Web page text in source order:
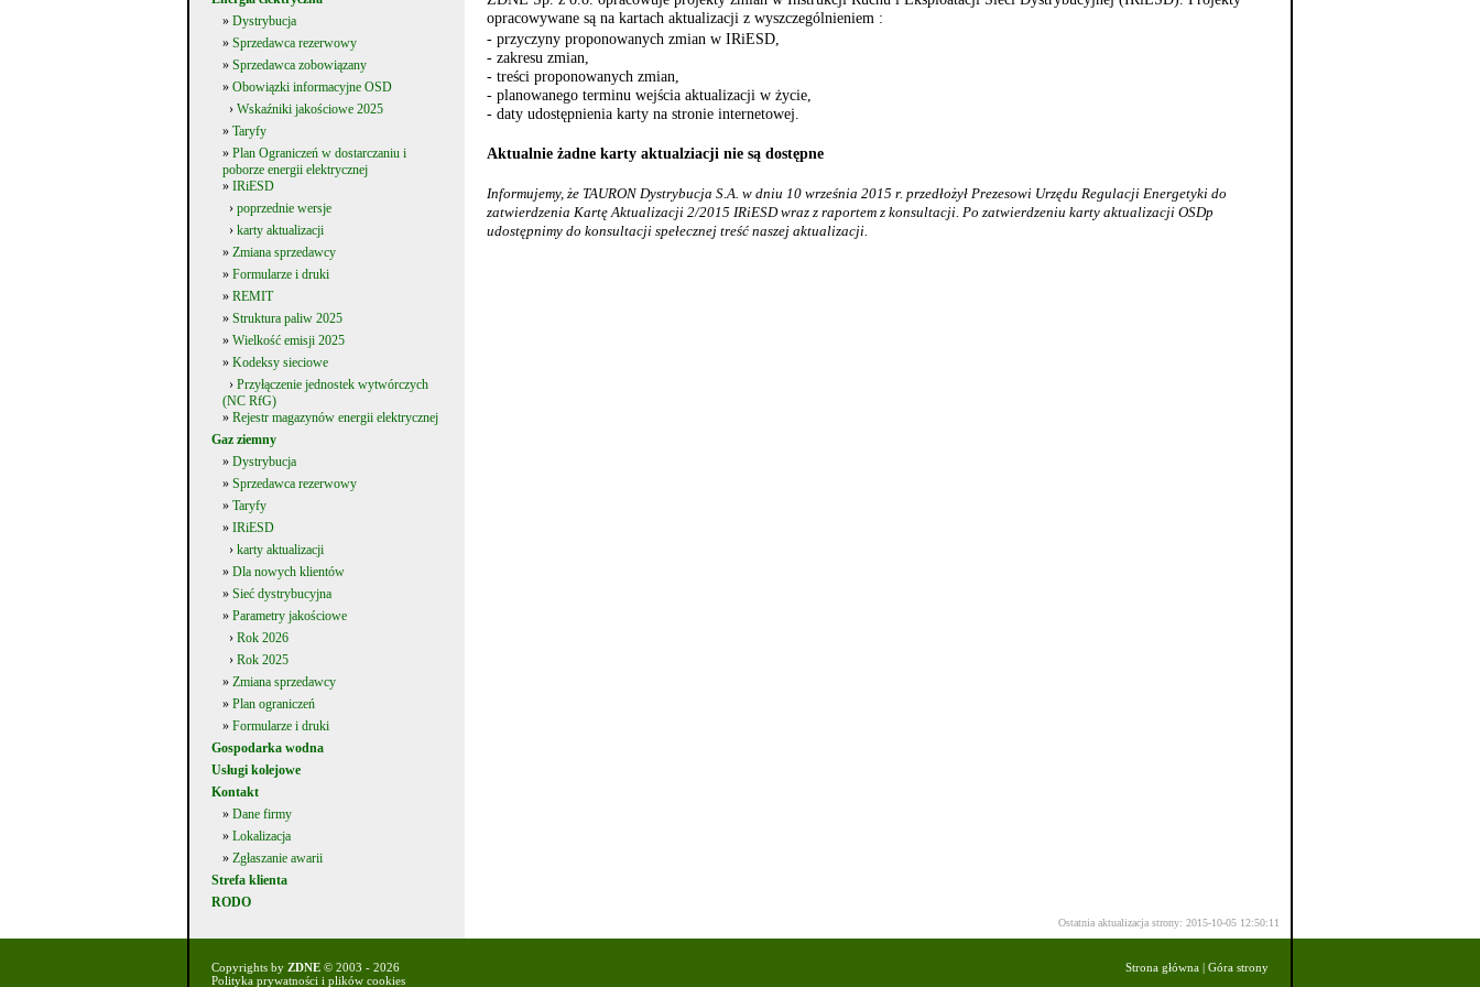
» Dystrybucja
» Sprzedawca rezerwowy
» Sprzedawca zobowiązany
» Obowiązki informacyjne OSD
› Wskaźniki jakościowe 2025
» Taryfy
» Plan Ograniczeń w dostarczaniu i
poborze energii elektrycznej
» IRiESD
› poprzednie wersje
› karty aktualizacji
» Zmiana sprzedawcy
» Formularze i druki
» REMIT
» Struktura paliw 2025
» Wielkość emisji 2025
» Kodeksy sieciowe
› Przyłączenie jednostek wytwórczych
(NC RfG)
» Rejestr magazynów energii elektrycznej
Gaz ziemny
» Dystrybucja
» Sprzedawca rezerwowy
» Taryfy
» IRiESD
› karty aktualizacji
» Dla nowych klientów
» Sieć dystrybucyjna
» Parametry jakościowe
› Rok 2026
› Rok 2025
» Zmiana sprzedawcy
» Plan ograniczeń
» Formularze i druki
Gospodarka wodna
Usługi kolejowe
Kontakt
» Dane firmy
» Lokalizacja
» Zgłaszanie awarii
Strefa klienta
RODO
opracowywane są na kartach aktualizacji z wyszczególnieniem :
- przyczyny proponowanych zmian w IRiESD,
- zakresu zmian,
- treści proponowanych zmian,
- planowanego terminu wejścia aktualizacji w życie,
- daty udostępnienia karty na stronie internetowej.
Aktualnie żadne karty aktualziacji nie są dostępne
Informujemy, że TAURON Dystrybucja S.A. w dniu 10 września 2015 r. przedłożył Prezesowi Urzędu Regulacji Energetyki do
zatwierdzenia Kartę Aktualizacji 2/2015 IRiESD wraz z raportem z konsultacji. Po zatwierdzeniu karty aktualizacji OSDp
udostępnimy do konsultacji spełecznej treść naszej aktualizacji.
Ostatnia aktualizacja strony: 2015-10-05 12:50:11
Copyrights by ZDNE © 2003 - 2026
Polityka prywatności i plików cookies
Strona główna | Góra strony